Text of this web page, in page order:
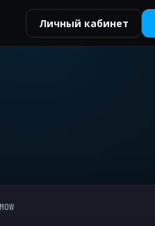
Личный кабинет